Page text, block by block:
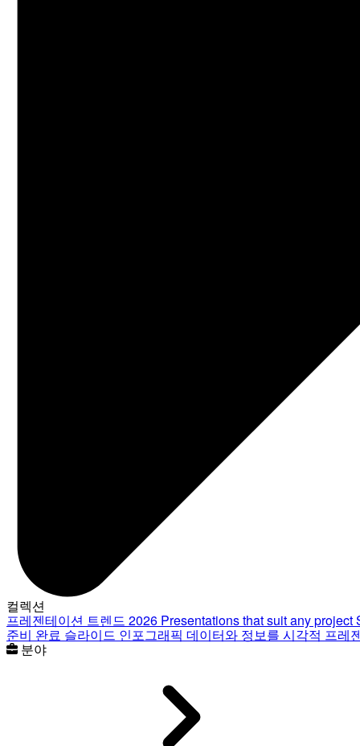
컬렉션
프레젠테이션 트렌드 2026 Presentations that suit any project
준비 완료 슬라이드 인포그래픽 데이터와 정보를 시각적 프레
분야